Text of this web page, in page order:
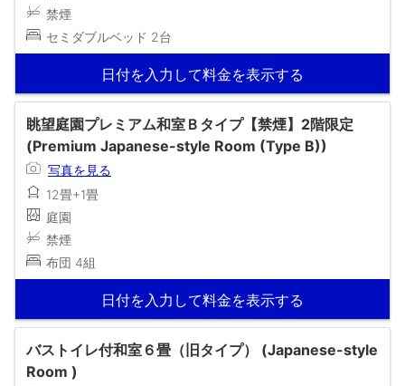
禁煙
セミダブルベッド 2台
日付を入力して料金を表示する
眺望庭園プレミアム和室Ｂタイプ【禁煙】2階限定
(Premium Japanese-style Room (Type B))
写真を見る
12畳+1畳
庭園
禁煙
布団 4組
日付を入力して料金を表示する
バストイレ付和室６畳（旧タイプ） (Japanese-style
Room )